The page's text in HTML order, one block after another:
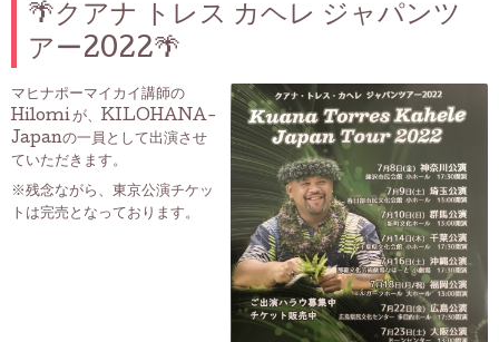
🌴クアナ トレス カヘレ ジャパンツ
アー2022🌴
マヒナポーマイカイ講師の
Hilomi が、KILOHANA-
Japanの一員として出演させ
ていただきます。
※残念ながら、東京公演チケッ
トは完売となっております。